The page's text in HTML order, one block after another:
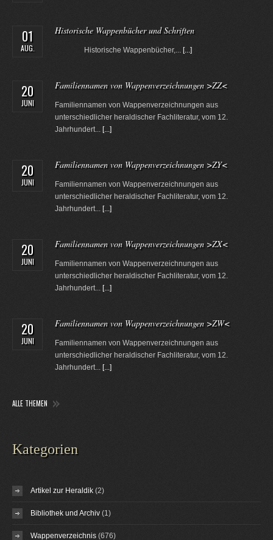
01
AUG.
Historische Wappenbücher und Schriften
Historische Wappenbücher,... [...]
20
JUNI
Familiennamen von Wappenverzeichnungen >ZZ<
Familiennamen von Wappenverzeichnungen aus
unterschiedlicher heraldischer Fachliteratur, vom 12.
Jahrhundert... [...]
20
JUNI
Familiennamen von Wappenverzeichnungen >ZY<
Familiennamen von Wappenverzeichnungen aus
unterschiedlicher heraldischer Fachliteratur, vom 12.
Jahrhundert... [...]
20
JUNI
Familiennamen von Wappenverzeichnungen >ZX<
Familiennamen von Wappenverzeichnungen aus
unterschiedlicher heraldischer Fachliteratur, vom 12.
Jahrhundert... [...]
20
JUNI
Familiennamen von Wappenverzeichnungen >ZW<
Familiennamen von Wappenverzeichnungen aus
unterschiedlicher heraldischer Fachliteratur, vom 12.
Jahrhundert... [...]
ALLE THEMEN
Kategorien
Artikel zur Heraldik (2)
Bibliothek und Archiv (1)
Wappenverzeichnis (676)